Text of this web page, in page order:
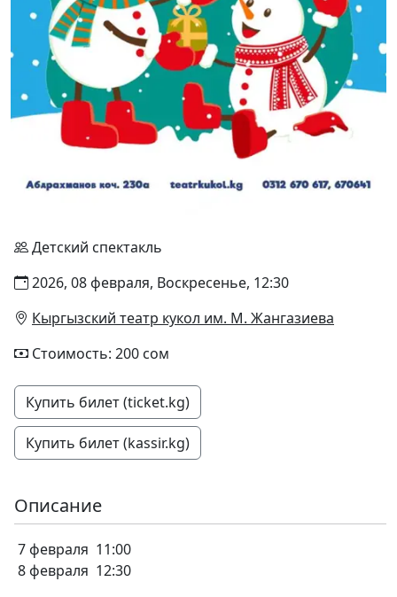
Детский спектакль
2026, 08 февраля, Воскресенье, 12:30
Кыргызский театр кукол им. М. Жангазиева
Стоимость: 200 сом
Купить билет (ticket.kg)
Купить билет (kassir.kg)
Описание
7 февраля 11:00
8 февраля 12:30